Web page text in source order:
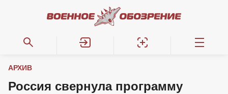
АРХИВ
Россия свернула программу